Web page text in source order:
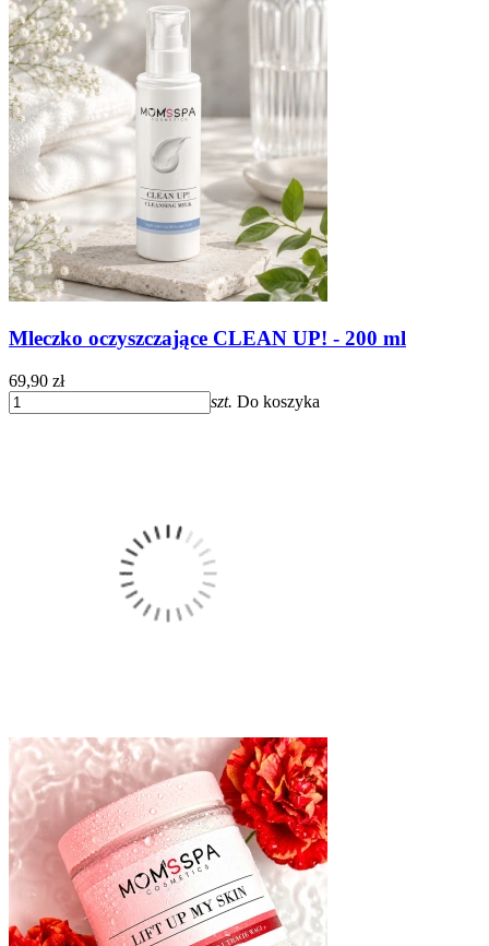
Mleczko oczyszczające CLEAN UP! - 200 ml
69,90 zł
szt. Do koszyka